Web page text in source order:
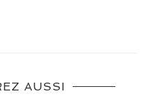
AUSSI